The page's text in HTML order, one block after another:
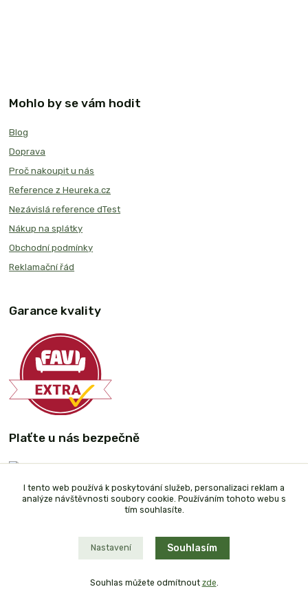
Mohlo by se vám hodit
Blog
Doprava
Proč nakoupit u nás
Reference z Heureka.cz
Nezávislá reference dTest
Nákup na splátky
Obchodní podmínky
Reklamační řád
Garance kvality
Plaťte u nás bezpečně
I tento web používá k poskytování služeb, personalizaci reklam a
analýze návštěvnosti soubory cookie. Používáním tohoto webu s
tím souhlasíte.
Nastavení Souhlasím
Souhlas můžete odmítnout zde